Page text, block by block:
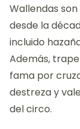
Wallendas
desde la
incluido
Además,
fama por
destreza y
del circo.